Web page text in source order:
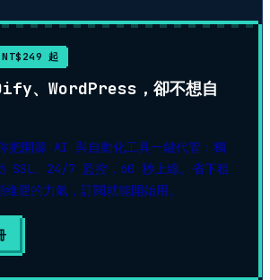
起
、WordPress，卻不想自
把開源 AI 與自動化工具一鍵代管：獨
SSL、24/7 監控，60 秒上線。省下租
運的力氣，訂閱就能開始用。